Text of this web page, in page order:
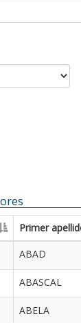
Primer
ABAD
ABASCAL
ABELA